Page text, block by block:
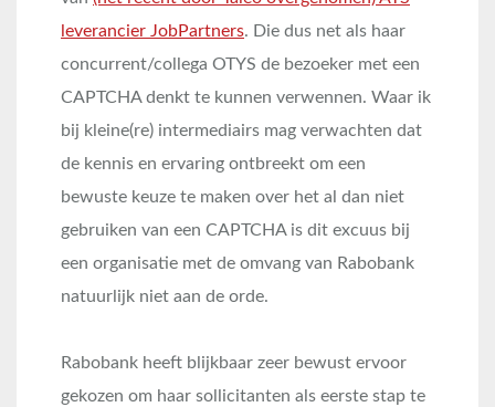
leverancier JobPartners. Die dus net als haar
concurrent/collega OTYS de bezoeker met een
CAPTCHA denkt te kunnen verwennen. Waar ik
bij kleine(re) intermediairs mag verwachten dat
de kennis en ervaring ontbreekt om een
bewuste keuze te maken over het al dan niet
gebruiken van een CAPTCHA is dit excuus bij
een organisatie met de omvang van Rabobank
natuurlijk niet aan de orde.
Rabobank heeft blijkbaar zeer bewust ervoor
gekozen om haar sollicitanten als eerste stap te